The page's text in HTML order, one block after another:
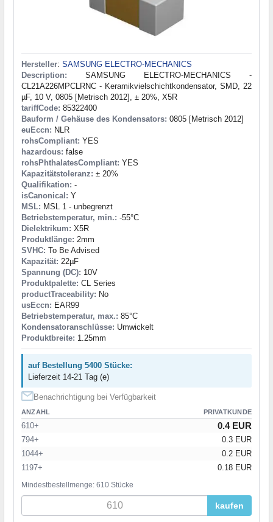
Hersteller: SAMSUNG ELECTRO-MECHANICS
Description: SAMSUNG ELECTRO-MECHANICS -
CL21A226MPCLRNC - Keramikvielschichtkondensator, SMD, 22
µF, 10 V, 0805 [Metrisch 2012], ± 20%, X5R
tariffCode: 85322400
Bauform / Gehäuse des Kondensators: 0805 [Metrisch 2012]
euEccn: NLR
rohsCompliant: YES
hazardous: false
rohsPhthalatesCompliant: YES
Kapazitätstoleranz: ± 20%
Qualifikation: -
isCanonical: Y
MSL: MSL 1 - unbegrenzt
Betriebstemperatur, min.: -55°C
Dielektrikum: X5R
Produktlänge: 2mm
SVHC: To Be Advised
Kapazität: 22µF
Spannung (DC): 10V
Produktpalette: CL Series
productTraceability: No
usEccn: EAR99
Betriebstemperatur, max.: 85°C
Kondensatoranschlüsse: Umwickelt
Produktbreite: 1.25mm
auf Bestellung 5400 Stücke:
Lieferzeit 14-21 Tag (e)
Benachrichtigung bei Verfügbarkeit
ANZAHL PRIVATKUNDE
610+ 0.4 EUR
794+
0.3 EUR
1044+
0.2 EUR
1197+
0.18 EUR
Mindestbestellmenge: 610 Stücke
kaufen